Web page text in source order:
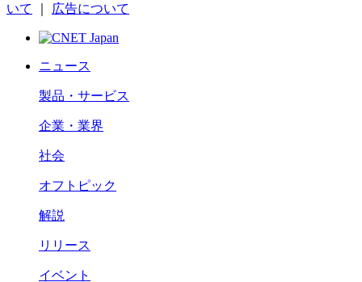
いて
広告について
ニュース
製品・サービス
企業・業界
社会
オフトピック
解説
リリース
イベント